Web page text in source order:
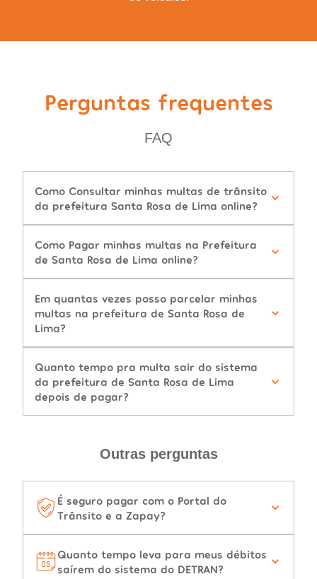
Perguntas frequentes
FAQ
Como Consultar minhas multas de trânsito
da prefeitura Santa Rosa de Lima online?
Como Pagar minhas multas na Prefeitura
de Santa Rosa de Lima online?
Em quantas vezes posso parcelar minhas
multas na prefeitura de Santa Rosa de
Lima?
Quanto tempo pra multa sair do sistema
da prefeitura de Santa Rosa de Lima
depois de pagar?
Outras perguntas
É seguro pagar com o Portal do
Trânsito e a Zapay?
Quanto tempo leva para meus débitos
saírem do sistema do DETRAN?